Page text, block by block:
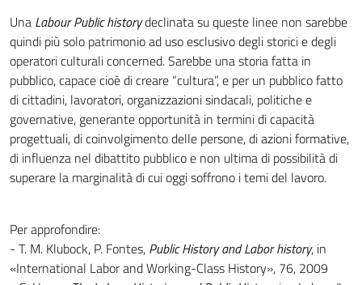
Una Labour Public historydeclinata su queste linee non sarebbe
quindi più solo patrimonio ad uso esclusivo degli storici e degli
operatori culturali concerned. Sarebbe una storia fatta in
pubblico, capace cioè di creare “cultura”, e per un pubblico fatto
di cittadini, lavoratori, organizzazioni sindacali, politiche e
governative, generante opportunità in termini di capacità
progettuali, di coinvolgimento delle persone, di azioni formative,
di influenza nel dibattito pubblico e non ultima di possibilità di
superare la marginalità di cui oggi soffrono i temi del lavoro.
Per approfondire:
- T. M. Klubock, P. Fontes, Public History and Labor history, in
«International Labor and Working-Class History», 76, 2009